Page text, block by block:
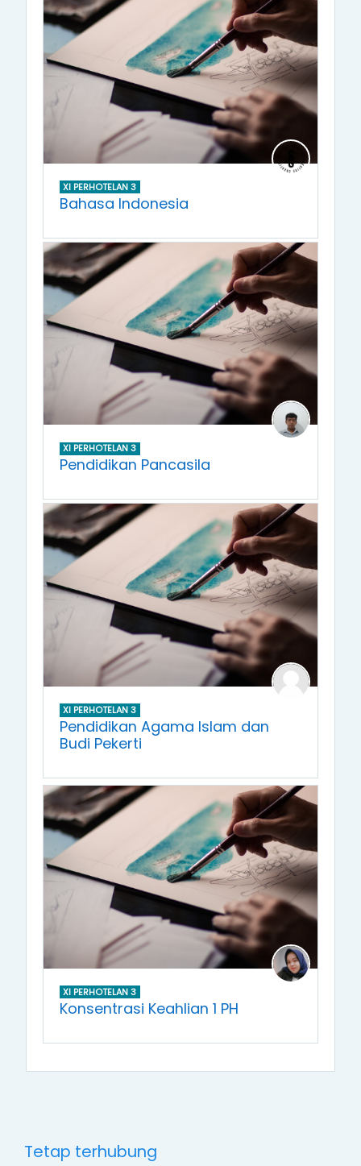
XI PERHOTELAN 3
Bahasa Indonesia
XI PERHOTELAN 3
Pendidikan Pancasila
XI PERHOTELAN 3
Pendidikan Agama Islam dan
Budi Pekerti
XI PERHOTELAN 3
Konsentrasi Keahlian 1 PH
Tetap terhubung